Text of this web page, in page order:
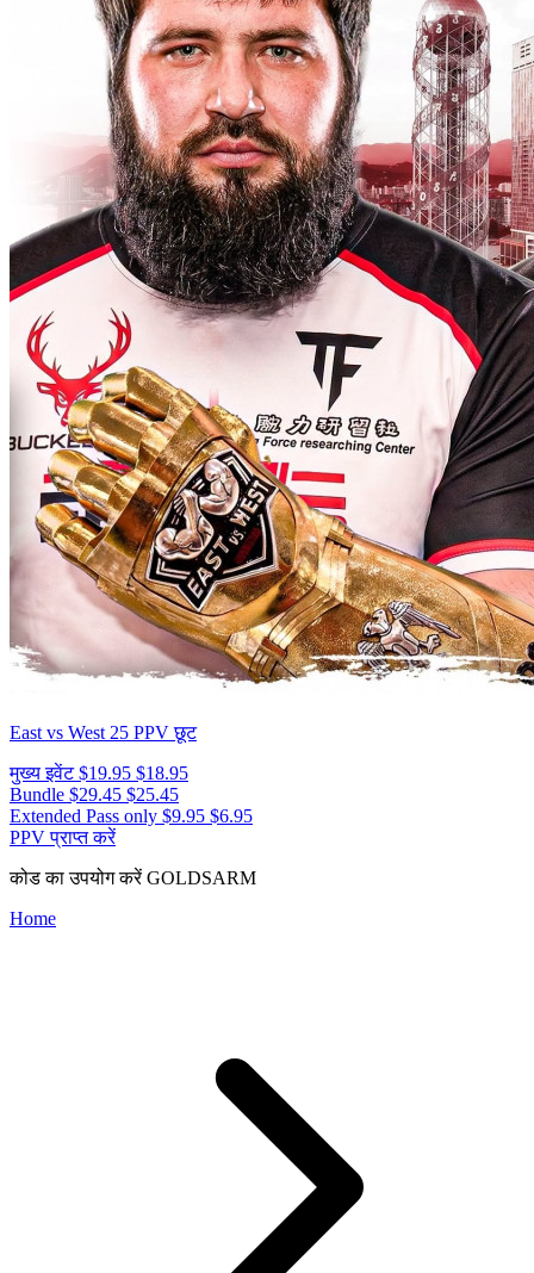
East vs West 25 PPV छूट
मुख्य इवेंट$19.95 $18.95
Bundle $29.45 $25.45
Extended Pass only $9.95 $6.95
PPV प्राप्त करें
कोड का उपयोग करेंGOLDSARM
Home